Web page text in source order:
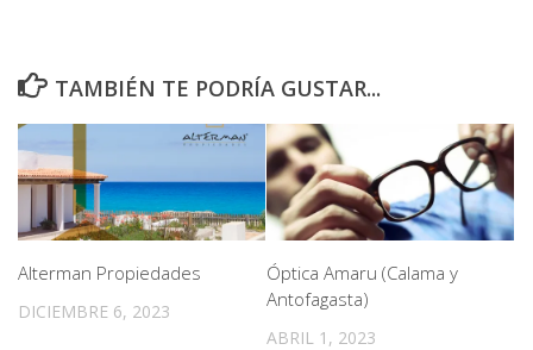
TAMBIÉN TE PODRÍA GUSTAR...
Alterman Propiedades
DICIEMBRE 6, 2023
Óptica Amaru (Calama y
Antofagasta)
ABRIL 1, 2023